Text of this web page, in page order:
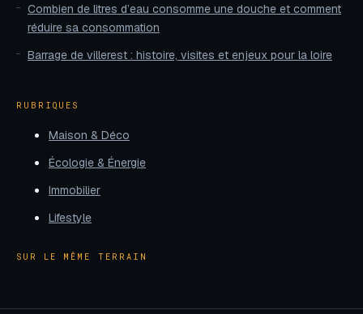
Combien de litres d’eau consomme une douche et comment
réduire sa consommation
Barrage de villerest : histoire, visites et enjeux pour la loire
RUBRIQUES
Maison & Déco
Écologie & Énergie
Immobilier
Lifestyle
SUR LE MÊME TERRAIN